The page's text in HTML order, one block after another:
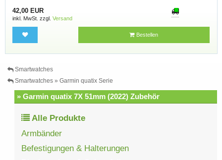
42,00 EUR
inkl. MwSt. zzgl. Versand
Bestellen
Smartwatches
Smartwatches » Garmin quatix Serie
» Garmin quatix 7X 51mm (2022) Zubehör
Alle Produkte
Armbänder
Befestigungen & Halterungen